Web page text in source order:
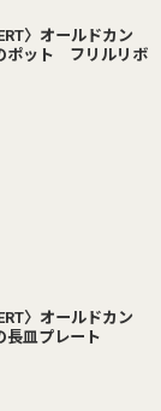
〉オールドカン
ポット フリルリボ
〉オールドカン
長皿プレート